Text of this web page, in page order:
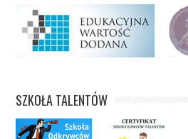
SZKOŁA TALENTÓW